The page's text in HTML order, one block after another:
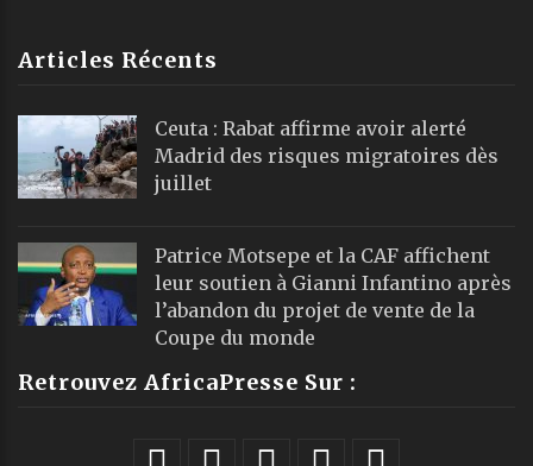
Articles Récents
Ceuta : Rabat affirme avoir alerté
Madrid des risques migratoires dès
juillet
Patrice Motsepe et la CAF affichent
leur soutien à Gianni Infantino après
l’abandon du projet de vente de la
Coupe du monde
Retrouvez AfricaPresse Sur :